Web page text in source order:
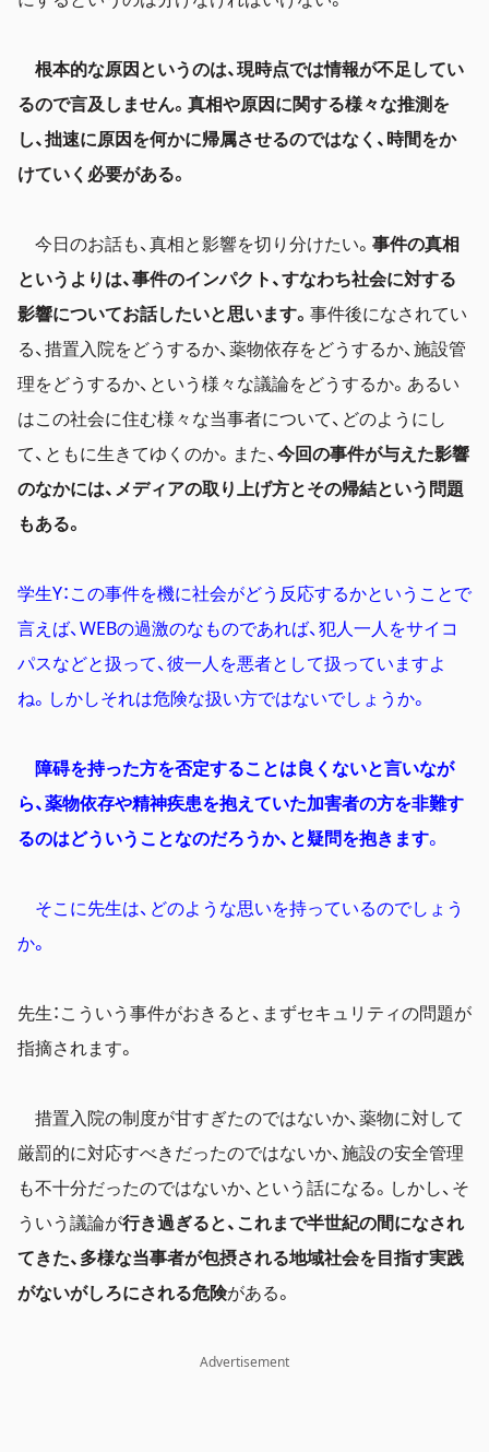
根本的な原因というのは、現時点では情報が不足してい
るので言及しません。真相や原因に関する様々な推測を
し、拙速に原因を何かに帰属させるのではなく、時間をか
けていく必要がある。
今日のお話も、真相と影響を切り分けたい。 事件の真相
というよりは、事件のインパクト、すなわち社会に対する
影響についてお話したいと思います。 事件後になされてい
る、措置入院をどうするか、薬物依存をどうするか、施設管
理をどうするか、という様々な議論をどうするか。あるい
はこの社会に住む様々な当事者について、どのようにし
て、ともに生きてゆくのか。また、今回の事件が与えた影響
のなかには、メディアの取り上げ方とその帰結という問題
もある。
学生Y：この事件を機に社会がどう反応するかということで
言えば、WEBの過激のなものであれば、犯人一人をサイコ
パスなどと扱って、彼一人を悪者として扱っていますよ
ね。しかしそれは危険な扱い方ではないでしょうか。
障碍を持った方を否定することは良くないと言いなが
ら、薬物依存や精神疾患を抱えていた加害者の方を非難す
るのはどういうことなのだろうか、と疑問を抱きます。
そこに先生は、どのような思いを持っているのでしょう
か。
先生：こういう事件がおきると、まずセキュリティの問題が
指摘されます。
措置入院の制度が甘すぎたのではないか、薬物に対して
厳罰的に対応すべきだったのではないか、施設の安全管理
も不十分だったのではないか、という話になる。しかし、そ
ういう議論が行き過ぎると、これまで半世紀の間になされ
てきた、多様な当事者が包摂される地域社会を目指す実践
がないがしろにされる危険がある。
Advertisement